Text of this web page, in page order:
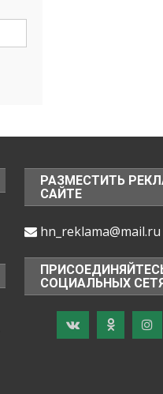
РАЗМЕСТИТЬ
САЙТЕ
hn_reklama@mail.ru
СОЦИАЛЬНЫХ